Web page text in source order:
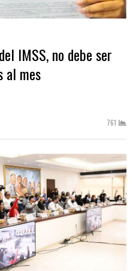
IMSS, no debe ser
al mes
761